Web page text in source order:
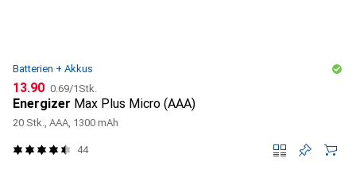
Batterien + Akkus
CHF
13.90 CHF
0.69/1Stk.
Energizer Max Plus Micro (AAA)
20 Stk., AAA, 1300 mAh
44